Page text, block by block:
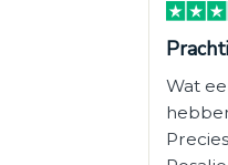
Wat